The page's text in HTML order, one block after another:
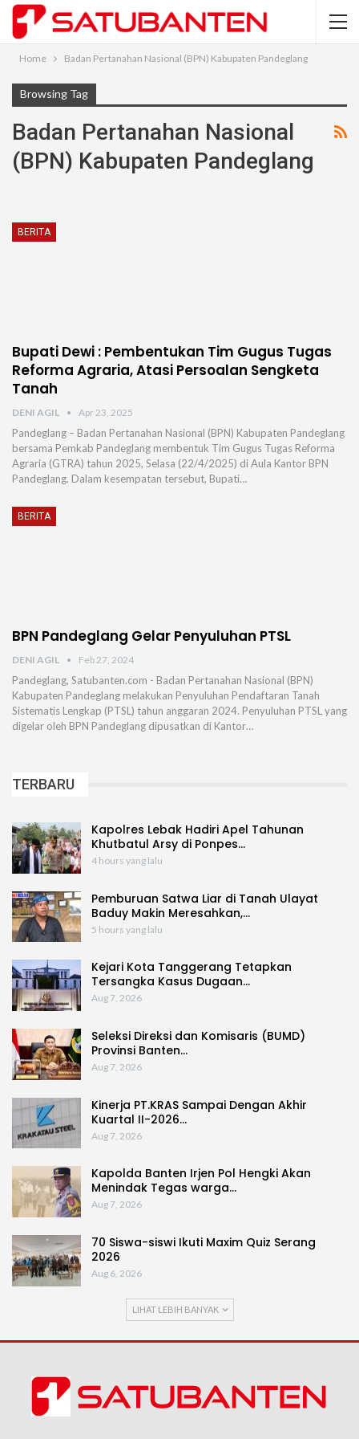
Home Badan Pertanahan Nasional (BPN) Kabupaten Pandeglang
Browsing Tag
Badan Pertanahan Nasional
(BPN) Kabupaten Pandeglang
BERITA
Bupati Dewi : Pembentukan Tim Gugus Tugas
Reforma Agraria, Atasi Persoalan Sengketa
Tanah
DENI AGIL Apr 23, 2025
Pandeglang – Badan Pertanahan Nasional (BPN) Kabupaten Pandeglang
bersama Pemkab Pandeglang membentuk Tim Gugus Tugas Reforma
Agraria (GTRA) tahun 2025, Selasa (22/4/2025) di Aula Kantor BPN
Pandeglang. Dalam kesempatan tersebut, Bupati…
BERITA
BPN Pandeglang Gelar Penyuluhan PTSL
DENI AGIL Feb 27, 2024
Pandeglang, Satubanten.com - Badan Pertanahan Nasional (BPN)
Kabupaten Pandeglang melakukan Penyuluhan Pendaftaran Tanah
Sistematis Lengkap (PTSL) tahun anggaran 2024. Penyuluhan PTSL yang
digelar oleh BPN Pandeglang dipusatkan di Kantor…
TERBARU
Kapolres Lebak Hadiri Apel Tahunan
Khutbatul Arsy di Ponpes…
4 hours yang lalu
Pemburuan Satwa Liar di Tanah Ulayat
Baduy Makin Meresahkan,…
5 hours yang lalu
Kejari Kota Tanggerang Tetapkan
Tersangka Kasus Dugaan…
Aug 7, 2026
Seleksi Direksi dan Komisaris (BUMD)
Provinsi Banten…
Aug 7, 2026
Kinerja PT.KRAS Sampai Dengan Akhir
Kuartal II-2026…
Aug 7, 2026
Kapolda Banten Irjen Pol Hengki Akan
Menindak Tegas warga…
Aug 7, 2026
70 Siswa-siswi Ikuti Maxim Quiz Serang
2026
Aug 6, 2026
LIHAT LEBIH BANYAK